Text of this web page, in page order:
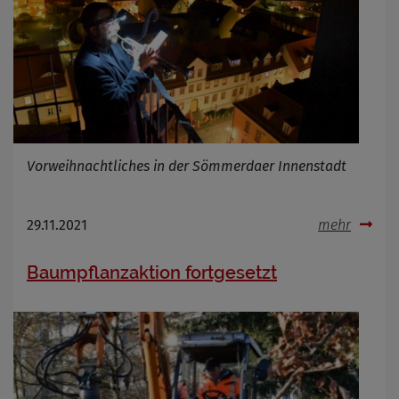
Vorweihnachtliches in der Sömmerdaer Innenstadt
29.11.2021 mehr
Baumpflanzaktion fortgesetzt
Infos schließen